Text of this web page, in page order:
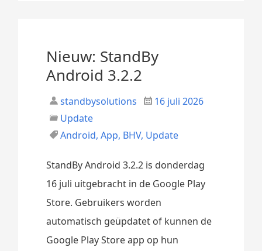
Nieuw: StandBy
Android 3.2.2
standbysolutions
16 juli 2026
Update
Android,App, BHV, Update
StandBy Android 3.2.2 is donderdag
16 juli uitgebracht in de Google Play
Store. Gebruikers worden
automatisch geüpdatet of kunnen de
Google Play Store app op hun